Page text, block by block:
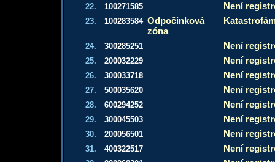
22. 100271585 Není
23. 100283584 Odpočinková
zóna
24. 300285251 Není
25. 200032229 Není
26. 300033718 Není
27. 500035620 Není
28. 600294252 Není
29. 300045503 Není
30. 200056501 Není
31. 400322517 Není